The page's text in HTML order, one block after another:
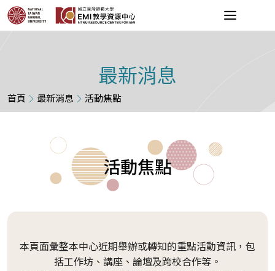
最新消息
首頁 最新消息 活動焦點
活動焦點
本頁面彙整本中心近期舉辦或轉知的重點活動資訊，包
括工作坊、講座、論壇及跨校合作等。